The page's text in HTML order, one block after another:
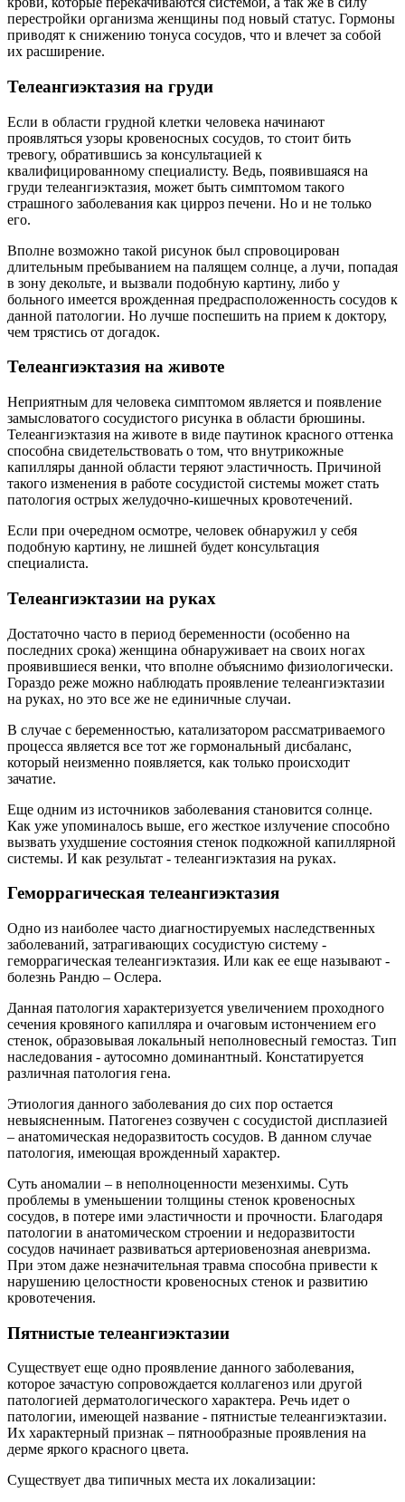
перестройки организма женщины под новый статус. Гормоны
приводят к снижению тонуса сосудов, что и влечет за собой
их расширение.
Телеангиэктазия на груди
Если в области грудной клетки человека начинают
проявляться узоры кровеносных сосудов, то стоит бить
тревогу, обратившись за консультацией к
квалифицированному специалисту. Ведь, появившаяся на
груди телеангиэктазия, может быть симптомом такого
страшного заболевания как цирроз печени. Но и не только
его.
Вполне возможно такой рисунок был спровоцирован
длительным пребыванием на палящем солнце, а лучи, попадая
в зону декольте, и вызвали подобную картину, либо у
больного имеется врожденная предрасположенность сосудов к
данной патологии. Но лучше поспешить на прием к доктору,
чем трястись от догадок.
Телеангиэктазия на животе
Неприятным для человека симптомом является и появление
замысловатого сосудистого рисунка в области брюшины.
Телеангиэктазия на животе в виде паутинок красного оттенка
способна свидетельствовать о том, что внутрикожные
капилляры данной области теряют эластичность. Причиной
такого изменения в работе сосудистой системы может стать
патология острых желудочно-кишечных кровотечений.
Если при очередном осмотре, человек обнаружил у себя
подобную картину, не лишней будет консультация
специалиста.
Телеангиэктазии на руках
Достаточно часто в период беременности (особенно на
последних срока) женщина обнаруживает на своих ногах
проявившиеся венки, что вполне объяснимо физиологически.
Гораздо реже можно наблюдать проявление телеангиэктазии
на руках, но это все же не единичные случаи.
В случае с беременностью, катализатором рассматриваемого
процесса является все тот же гормональный дисбаланс,
который неизменно появляется, как только происходит
зачатие.
Еще одним из источников заболевания становится солнце.
Как уже упоминалось выше, его жесткое излучение способно
вызвать ухудшение состояния стенок подкожной капиллярной
системы. И как результат - телеангиэктазия на руках.
Геморрагическая телеангиэктазия
Одно из наиболее часто диагностируемых наследственных
заболеваний, затрагивающих сосудистую систему -
геморрагическая телеангиэктазия. Или как ее еще называют -
болезнь Рандю – Ослера.
Данная патология характеризуется увеличением проходного
сечения кровяного капилляра и очаговым истончением его
стенок, образовывая локальный неполновесный гемостаз. Тип
наследования - аутосомно доминантный. Констатируется
различная патология гена.
Этиология данного заболевания до сих пор остается
невыясненным. Патогенез созвучен с сосудистой дисплазией
– анатомическая недоразвитость сосудов. В данном случае
патология, имеющая врожденный характер.
Суть аномалии – в неполноценности мезенхимы. Суть
проблемы в уменьшении толщины стенок кровеносных
сосудов, в потере ими эластичности и прочности. Благодаря
патологии в анатомическом строении и недоразвитости
сосудов начинает развиваться артериовенозная аневризма.
При этом даже незначительная травма способна привести к
нарушению целостности кровеносных стенок и развитию
кровотечения.
Пятнистые телеангиэктазии
Существует еще одно проявление данного заболевания,
которое зачастую сопровождается коллагеноз или другой
патологией дерматологического характера. Речь идет о
патологии, имеющей название - пятнистые телеангиэктазии.
Их характерный признак – пятнообразные проявления на
дерме яркого красного цвета.
Существует два типичных места их локализации: